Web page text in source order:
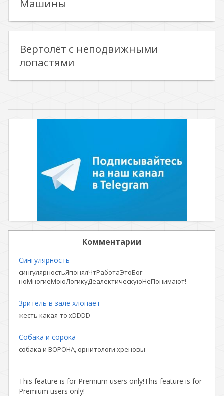
Машины
Вертолёт с неподвижными
лопастями
Комментарии
Сингулярность
сингулярностьЯпонялЧтРаботаЭтоБог-
ноМногиеМоюЛогикуДеалектическуюНеПонимают!
Зритель в зале хлопает
жесть какая-то xDDDD
Собака и сорока
собака и ВОРОНА, орнитологи хреновы
This feature is for Premium users only!This feature is for
Premium users only!